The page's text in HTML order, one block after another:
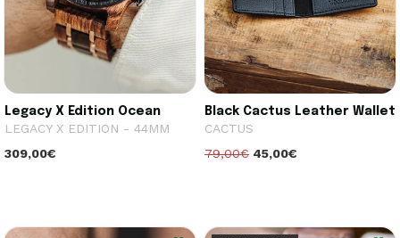
Legacy X Edition Ocean
LEGACY X EDITION - 44MM
309,00€
Black Cactus Leather Wallet
CACTUS
79,00€ 45,00€